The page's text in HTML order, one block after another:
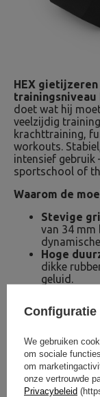
HEX
trainingsniveau
doet wat hij
veelzijdig
krachttraining,
workouts.
intensief
sportschool of
Waarom de
Stevige
van 34 mm
Hoge
dikke
geluid.
wegrollen,
oefeningen
garandeert
opgegeven
Configuratie
We gebruiken
om sociale
om
onze vertrouwde
Privacybeleid